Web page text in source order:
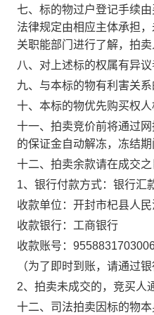
七、标的物过户登记手续
法律规定由相应主体承担
关职能部门进行了解，拍卖
八、对上述标的权属有异
九、与本标的物有利害关
十、本标的物优先购买权
十一、拍卖竞价前将通过
的保证金自动解冻，冻结
十二、拍卖余款请在成交之
1、银行付款方式：银行汇
收款单位：开封市杞县人
收款银行： 工商银行
收款账号：
（为了即时到账，请通过
2、拍卖未成交的，竞买人
十二、司法拍卖因标的物